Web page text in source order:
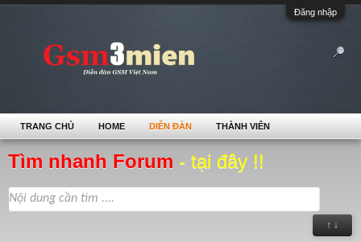
Đăng nhập
Tìm nhanh Forum - tại đây !!
↑ ↓
TRANG CHỦ HOME DIỄN ĐÀN THÀNH VIÊN